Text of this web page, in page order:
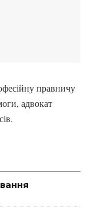
правничу
адвокат